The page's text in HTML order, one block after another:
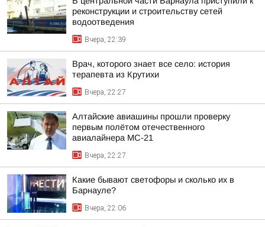
реконструкции и строительству сетей
водоотведения
Вчера, 22:39
Врач, которого знает все село: история
терапевта из Крутихи
Вчера, 22:27
Алтайские авиашины прошли проверку
первым полётом отечественного
авиалайнера МС-21
Вчера, 22:27
Какие бывают светофоры и сколько их в
Барнауле?
Вчера, 22:06